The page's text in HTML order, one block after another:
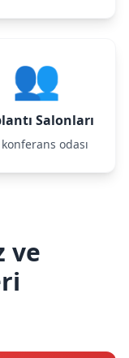
👥
Salonları
odası
ve